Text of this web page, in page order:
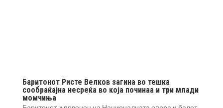
Баритонот Ристе Велков загина во тешка
сообраќајна несреќа во која починаа и три млади
момчиња